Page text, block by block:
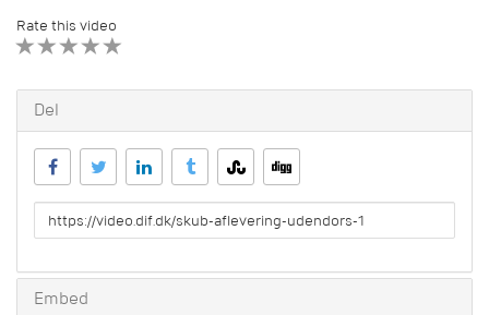
Rate this video
Del
URL
to
Embed